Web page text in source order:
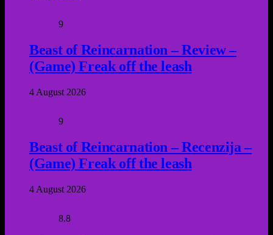
9
Beast of Reincarnation – Review –
(Game) Freak off the leash
4 August 2026
9
Beast of Reincarnation – Recenzija –
(Game) Freak off the leash
4 August 2026
8.8